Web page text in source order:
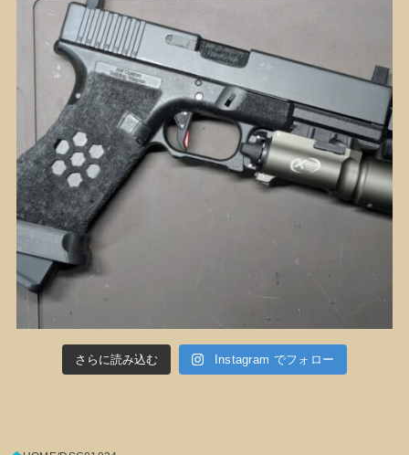
さらに読み込む Instagram でフォロー